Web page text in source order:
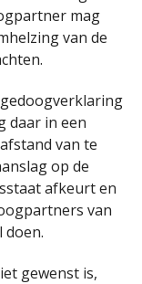
mag
van de
daar in een
van te
op de
afkeurt en
van
doen.
gewenst is,